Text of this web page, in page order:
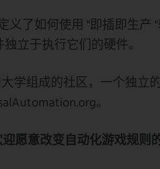
义了如何使用 "即插即生
立于执行它们的硬件。
学组成的社区，一个独立
。
愿意改变自动化游戏规则